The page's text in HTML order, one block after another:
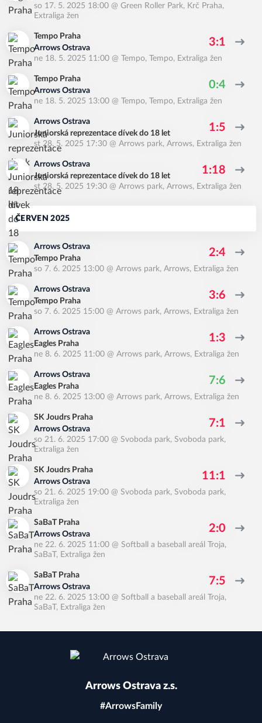
so 17. 5. 2025 18:00 @ Green Roller Park, Krč Praha,
Extraliga žen
Tempo Praha
Arrows Ostrava
3:1
ne 18. 5. 2025 11:00 @ Tempo, Tempo, Extraliga žen
Tempo Praha
Arrows Ostrava
0:4
ne 18. 5. 2025 13:00 @ Tempo, Tempo, Extraliga žen
Arrows Ostrava
Juniorská reprezentace dívek do 18 let
1:5
st 28. 5. 2025 17:30 @ Arrows park, Arrows, Extraliga žen
Arrows Ostrava
Juniorská reprezentace dívek do 18 let
1:18
st 28. 5. 2025 19:30 @ Arrows park, Arrows, Extraliga žen
ČERVEN 2025
Arrows Ostrava
Tempo Praha
2:4
so 7. 6. 2025 13:00 @ Arrows park, Arrows, Extraliga žen
Arrows Ostrava
Tempo Praha
3:6
so 7. 6. 2025 15:00 @ Arrows park, Arrows, Extraliga žen
Arrows Ostrava
Eagles Praha
1:3
ne 8. 6. 2025 11:00 @ Arrows park, Arrows, Extraliga žen
Arrows Ostrava
Eagles Praha
7:6
ne 8. 6. 2025 13:00 @ Arrows park, Arrows, Extraliga žen
SK Joudrs Praha
Arrows Ostrava
7:1
so 21. 6. 2025 17:00 @ Svoboda park, Svoboda park,
Extraliga žen
SK Joudrs Praha
Arrows Ostrava
11:1
so 21. 6. 2025 19:00 @ Svoboda park, Svoboda park,
Extraliga žen
SaBaT Praha
Arrows Ostrava
2:0
ne 22. 6. 2025 11:00 @ Softball a baseball areál Troja,
SaBaT , Extraliga žen
SaBaT Praha
Arrows Ostrava
7:5
ne 22. 6. 2025 13:00 @ Softball a baseball areál Troja,
SaBaT , Extraliga žen
Arrows Ostrava z.s.
#ArrowsFamily